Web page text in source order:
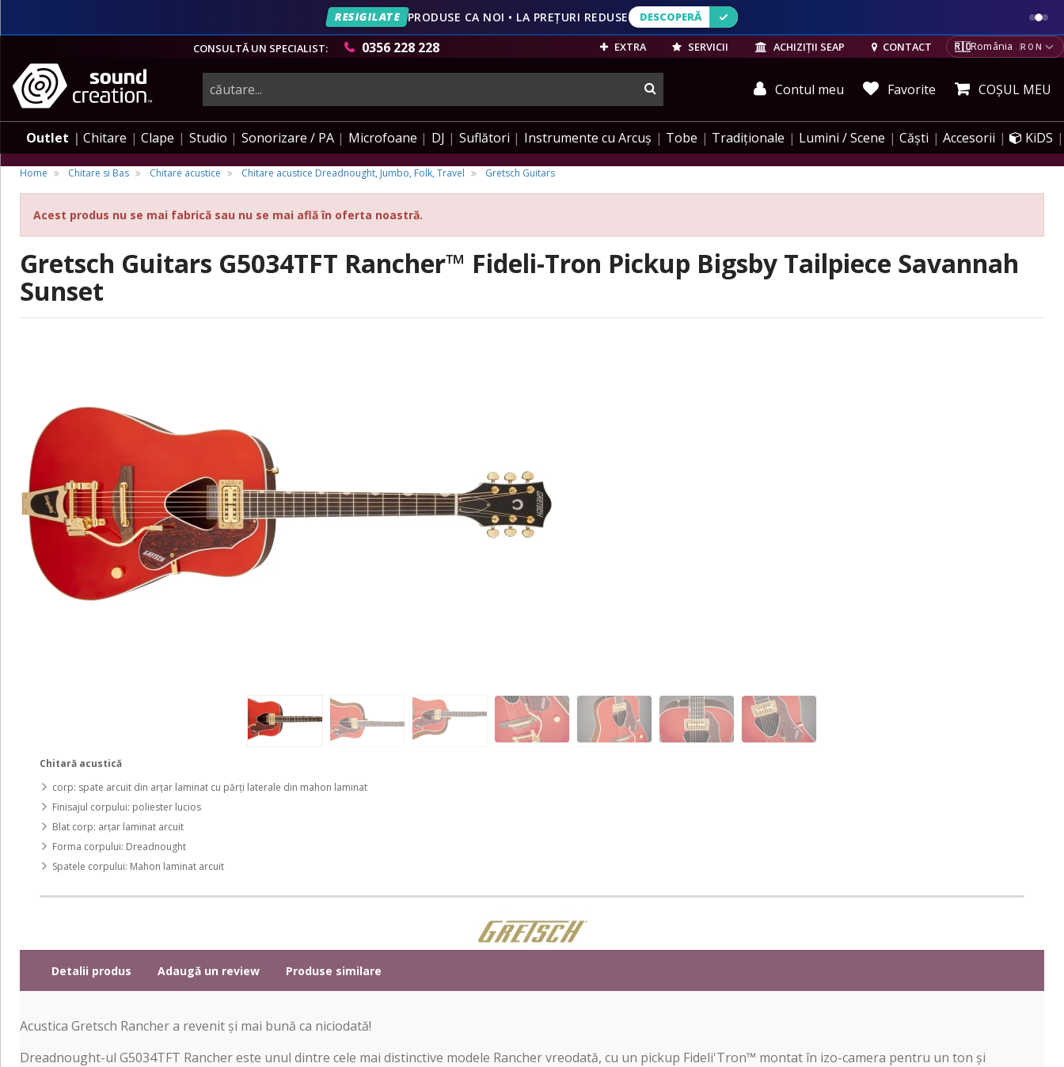
VEZI OFERTELE
RESIGILATE PRODUSE CA NOI • LA PREȚURI REDUSE DESCOPERĂ
DESCOPERĂ
CONSULTĂ UN SPECIALIST:
0356 228 228 EXTRA SERVICII ACHIZIȚII SEAP CONTACT 🇷🇴România RON
instrumente
muzicale,
echipamente
pro-
audio
Contul meu Favorite COȘUL MEU
Outlet Chitare Clape Studio Sonorizare / PA Microfoane DJ Suflători Instrumente cu Arcuș Tobe Tradiționale Lumini / Scene Căști Accesorii KiDS
Home Chitare si Bas Chitare acustice Chitare acustice Dreadnought, Jumbo, Folk, Travel Gretsch Guitars
Acest produs nu se mai fabrică sau nu se mai află în oferta noastră.
Gretsch Guitars G5034TFT Rancher™ Fideli-Tron Pickup Bigsby Tailpiece Savannah
Sunset
Chitară acustică
corp: spate arcuit din arțar laminat cu părți laterale din mahon laminat
Finisajul corpului: poliester lucios
Blat corp: arțar laminat arcuit
Forma corpului: Dreadnought
Spatele corpului: Mahon laminat arcuit
Detalii produs Adaugă un review Produse similare
Acustica Gretsch Rancher a revenit și mai bună ca niciodată!
Dreadnought-ul G5034TFT Rancher este unul dintre cele mai distinctive modele Rancher vreodată, cu un pickup Fideli'Tron™ montat în izo-camera pentru un ton și